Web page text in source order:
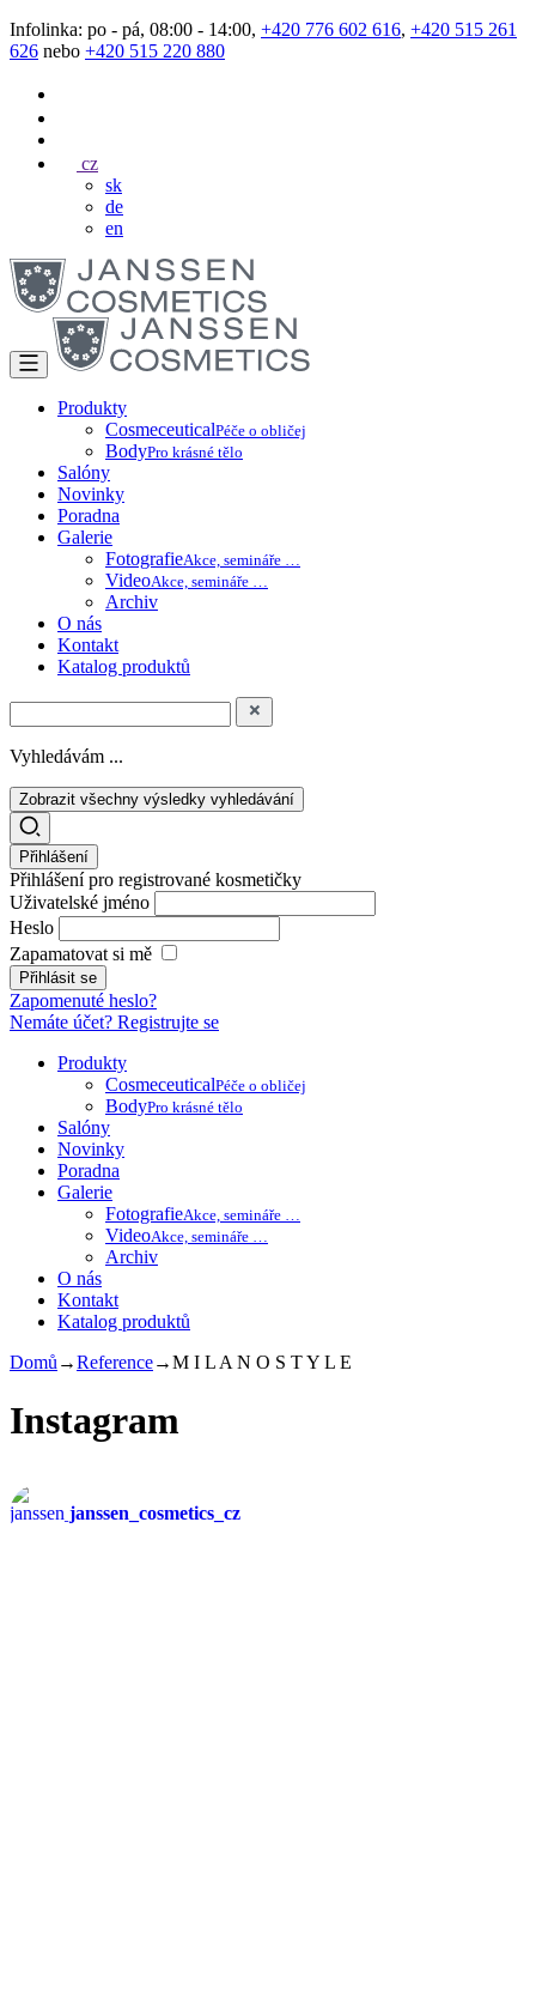
Infolinka: po - pá, 08:00 - 14:00, +420 776 602 616, +420 515 261
626 nebo +420 515 220 880
cz
sk
de
en
Produkty
CosmeceuticalPéče o obličej
BodyPro krásné tělo
Salóny
Novinky
Poradna
Galerie
FotografieAkce, semináře …
VideoAkce, semináře …
Archiv
O nás
Kontakt
Katalog produktů
Vyhledávám ...
Zobrazit všechny výsledky vyhledávání
Přihlášení
Přihlášení pro registrované kosmetičky
Uživatelské jméno
Heslo
Zapamatovat si mě
Zapomenuté heslo?
Nemáte účet? Registrujte se
Produkty
CosmeceuticalPéče o obličej
BodyPro krásné tělo
Salóny
Novinky
Poradna
Galerie
FotografieAkce, semináře …
VideoAkce, semináře …
Archiv
O nás
Kontakt
Katalog produktů
Domů →Reference→M I L A N O S T Y L E
Instagram
janssen_cosmetics_cz